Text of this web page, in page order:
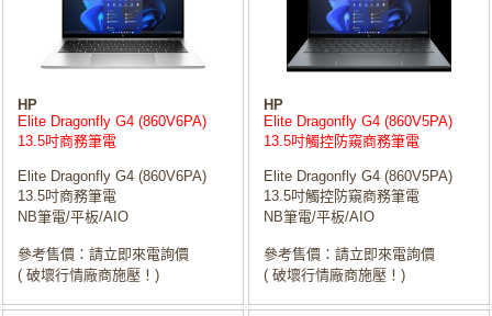
HP
Elite Dragonfly G4 (860V6PA)
13.5吋商務筆電
Elite Dragonfly G4 (860V6PA)
13.5吋商務筆電
NB筆電/平板/AIO
參考售價：請立即來電詢價
( 破壞行情廠商施壓！)
HP
Elite Dragonfly G4 (860V5PA)
13.5吋觸控防窺商務筆電
Elite Dragonfly G4 (860V5PA)
13.5吋觸控防窺商務筆電
NB筆電/平板/AIO
參考售價：請立即來電詢價
( 破壞行情廠商施壓！)